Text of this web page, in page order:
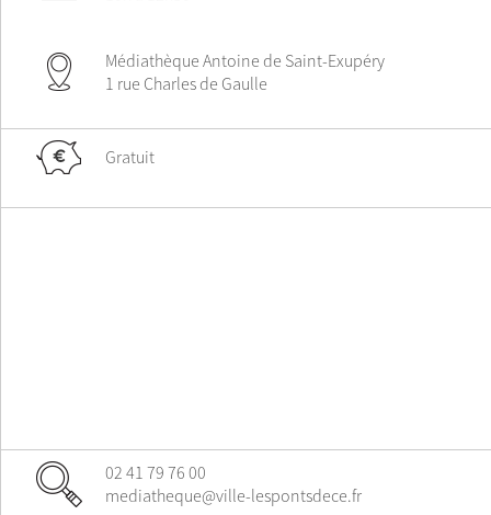
Médiathèque Antoine de Saint-Exupéry
1 rue Charles de Gaulle
Gratuit
02 41 79 76 00
mediatheque@ville-lespontsdece.fr